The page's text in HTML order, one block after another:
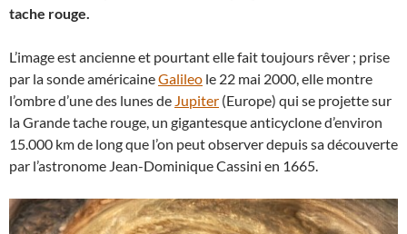
tache rouge.
L’image est ancienne et pourtant elle fait toujours rêver ; prise
par la sonde américaineGalileo le 22 mai 2000, elle montre
l’ombre d’une des lunes de Jupiter (Europe) qui se projette sur
la Grande tache rouge, un gigantesque anticyclone d’environ
15.000 km de long que l’on peut observer depuis sa découverte
par l’astronome Jean-Dominique Cassini en 1665.